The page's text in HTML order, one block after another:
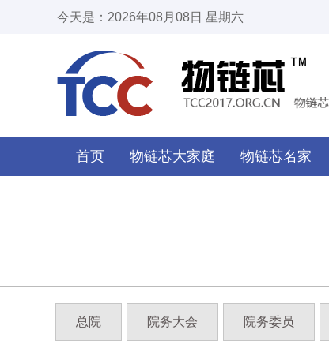
今天是：2026年08月08日 星期六
首页 物链芯大家庭 物链芯名家
总院 院务大会 院务委员